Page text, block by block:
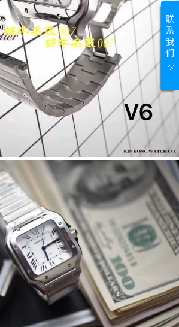
联
系
我
们